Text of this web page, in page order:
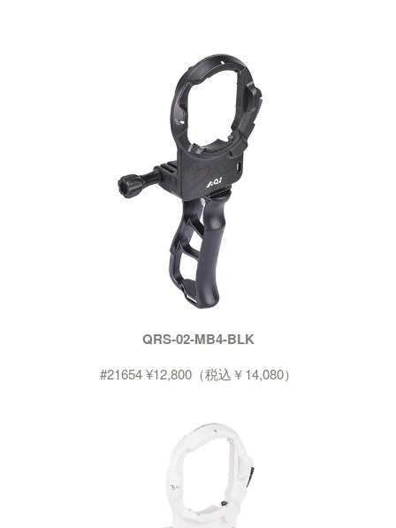
QRS-02-MB4-BLK
#21654 ¥12,800（税込￥14,080）